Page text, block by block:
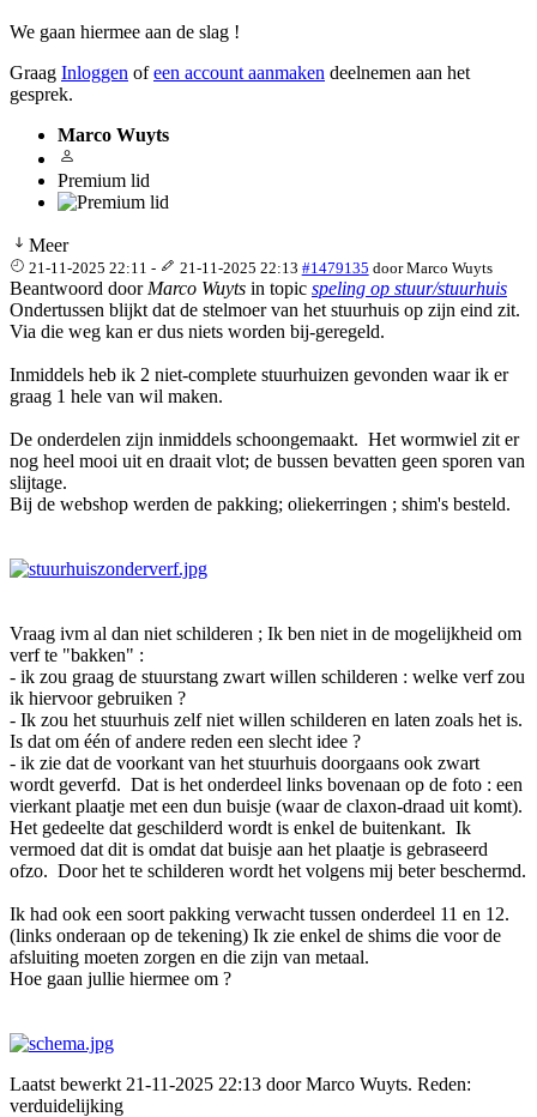
We gaan hiermee aan de slag !
Graag Inloggen ofeen account aanmaken deelnemen aan het
gesprek.
Marco Wuyts
Premium lid
Meer
21-11-2025 22:11 - 21-11-2025 22:13 #1479135 doorMarco Wuyts
Beantwoord door Marco Wuyts in topic speling op stuur/stuurhuis
Ondertussen blijkt dat de stelmoer van het stuurhuis op zijn eind zit.
Via die weg kan er dus niets worden bij-geregeld.
Inmiddels heb ik 2 niet-complete stuurhuizen gevonden waar ik er
graag 1 hele van wil maken.
De onderdelen zijn inmiddels schoongemaakt. Het wormwiel zit er
nog heel mooi uit en draait vlot; de bussen bevatten geen sporen van
slijtage.
Bij de webshop werden de pakking; oliekerringen ; shim's besteld.
Vraag ivm al dan niet schilderen ; Ik ben niet in de mogelijkheid om
verf te "bakken" :
- ik zou graag de stuurstang zwart willen schilderen : welke verf zou
ik hiervoor gebruiken ?
- Ik zou het stuurhuis zelf niet willen schilderen en laten zoals het is.
Is dat om één of andere reden een slecht idee ?
- ik zie dat de voorkant van het stuurhuis doorgaans ook zwart
wordt geverfd. Dat is het onderdeel links bovenaan op de foto : een
vierkant plaatje met een dun buisje (waar de claxon-draad uit komt).
Het gedeelte dat geschilderd wordt is enkel de buitenkant. Ik
vermoed dat dit is omdat dat buisje aan het plaatje is gebraseerd
ofzo. Door het te schilderen wordt het volgens mij beter beschermd.
Ik had ook een soort pakking verwacht tussen onderdeel 11 en 12.
(links onderaan op de tekening) Ik zie enkel de shims die voor de
afsluiting moeten zorgen en die zijn van metaal.
Hoe gaan jullie hiermee om ?
Laatst bewerkt 21-11-2025 22:13 doorMarco Wuyts. Reden:
verduidelijking